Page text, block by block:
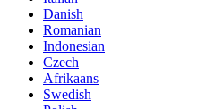
Danish
Romanian
Indonesian
Czech
Afrikaans
Swedish